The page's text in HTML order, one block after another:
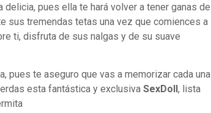
pues ella te hará volver a tener ganas de
sus tremendas tetas una vez que comiences a
ti, disfruta de sus nalgas y de su suave
pues te aseguro que vas a memorizar cada una
esta fantástica y exclusiva SexDoll, lista